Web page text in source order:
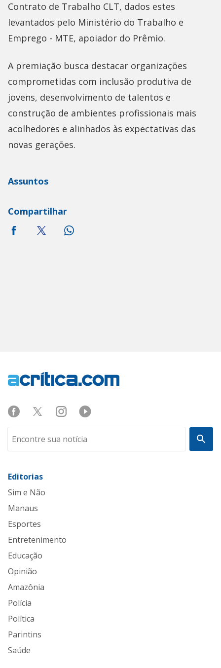
Contrato de Trabalho CLT, dados estes
levantados pelo Ministério do Trabalho e
Emprego - MTE, apoiador do Prêmio.
A premiação busca destacar organizações
comprometidas com inclusão produtiva de
jovens, desenvolvimento de talentos e
construção de ambientes profissionais mais
acolhedores e alinhados às expectativas das
novas gerações.
Assuntos
Compartilhar
Editorias
Sim e Não
Manaus
Esportes
Entretenimento
Educação
Opinião
Amazônia
Polícia
Política
Parintins
Saúde